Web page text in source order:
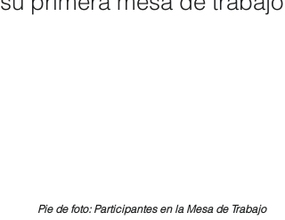
Pie de foto: Participantes en la Mesa de Trabajo